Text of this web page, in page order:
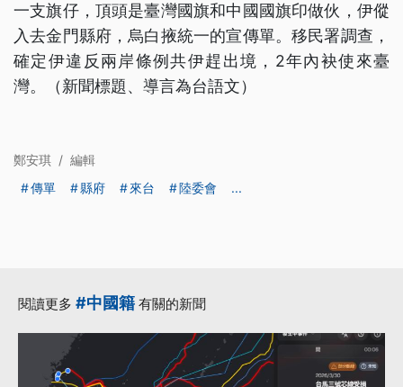
一支旗仔，頂頭是臺灣國旗和中國國旗印做伙，伊傱
入去金門縣府，烏白掖統一的宣傳單。移民署調查，
確定伊違反兩岸條例共伊趕出境，2年內袂使來臺
灣。（新聞標題、導言為台語文）
鄭安琪 / 編輯
傳單
縣府 來台 陸委會 ...
閱讀更多 #中國籍 有關的新聞